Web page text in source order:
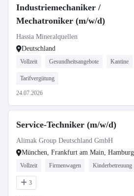
Industriemechaniker /
Mechatroniker (m/w/d)
Hassia Mineralquellen
Deutschland
Vollzeit Gesundheitsangebote Kantine
Tarifvergütung
24.07.2026
Service-Techniker (m/w/d)
Alimak Group Deutschland GmbH
München, Frankfurt am Main,
Vollzeit Firmenwagen Kinderbetreuung
3